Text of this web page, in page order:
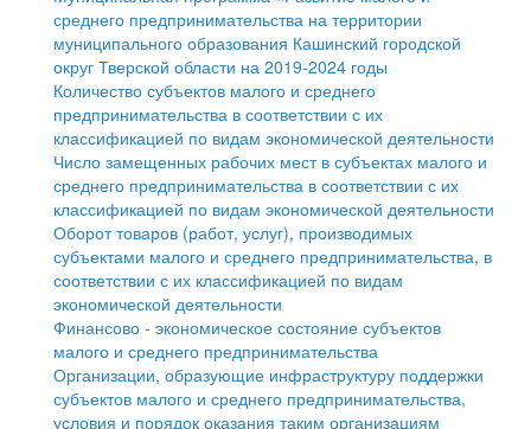
Культура
Образование
Здравоохранение
Социальная защита
Фотоальбом
Открытые данные
Работа с обращениями граждан
Муниципальный контроль
Муниципальные услуги
Проекты административных регламентов
Антимонопольный комплаенс
Противодействие коррупции
объектов недвижимости
Имущественная поддержка субъектов малого и
среднего предпринимательства
Информационная поддержка субъектов малого и
среднего предпринимательства
Муниципальные программы
Контрольно-счетная палата
Персональные данные
Оценка регулирующего воздействия
среднего предпринимательства на территории
муниципального образования Кашинский городской
округ Тверской области на 2019-2024 годы
Количество субъектов малого и среднего
предпринимательства в соответствии с их
классификацией по видам экономической деятельности
Число замещенных рабочих мест в субъектах малого и
среднего предпринимательства в соответствии с их
классификацией по видам экономической деятельности
Оборот товаров (работ, услуг), производимых
субъектами малого и среднего предпринимательства, в
соответствии с их классификацией по видам
экономической деятельности
Финансово - экономическое состояние субъектов
малого и среднего предпринимательства
Организации, образующие инфраструктуру поддержки
субъектов малого и среднего предпринимательства,
условия и порядок оказания таким организациям